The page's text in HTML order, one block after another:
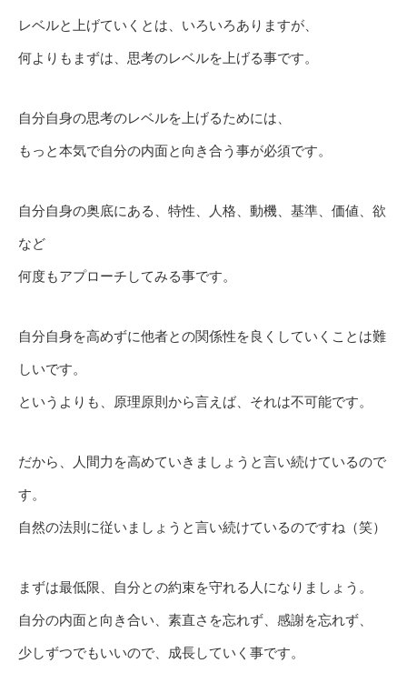
レベルと上げていくとは、いろいろありますが、
何よりもまずは、思考のレベルを上げる事です。
自分自身の思考のレベルを上げるためには、
もっと本気で自分の内面と向き合う事が必須です。
自分自身の奥底にある、特性、人格、動機、基準、価値、欲
など
何度もアプローチしてみる事です。
自分自身を高めずに他者との関係性を良くしていくことは難
しいです。
というよりも、原理原則から言えば、それは不可能です。
だから、人間力を高めていきましょうと言い続けているので
す。
自然の法則に従いましょうと言い続けているのですね（笑）
まずは最低限、自分との約束を守れる人になりましょう。
自分の内面と向き合い、素直さを忘れず、感謝を忘れず、
少しずつでもいいので、成長していく事です。